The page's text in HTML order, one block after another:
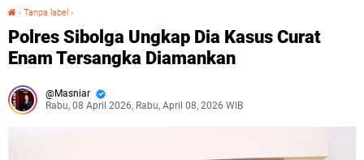
› Tanpa label ›
Polres Sibolga Ungkap Dia Kasus Curat
Enam Tersangka Diamankan
Masniar
Rabu, 08 April 2026, Rabu, April 08, 2026 WIB